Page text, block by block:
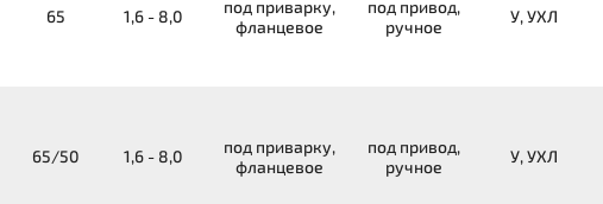
65 1,6 - 8,0
под приварку,
фланцевое
под привод,
ручное
У, УХЛ
65/50 1,6 - 8,0
под приварку,
фланцевое
под привод,
ручное
У, УХЛ